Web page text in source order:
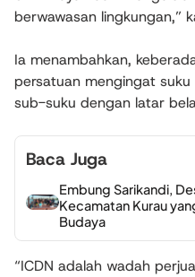
berwawasan lingkungan,”
Ia menambahkan,
persatuan mengingat
sub-suku dengan latar
Baca Juga
Embung Sarikandi,
Kecamatan Kurau
Budaya
“ICDN adalah wadah